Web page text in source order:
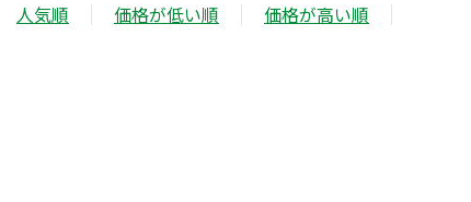
人気順 価格が低い順 価格が高い順